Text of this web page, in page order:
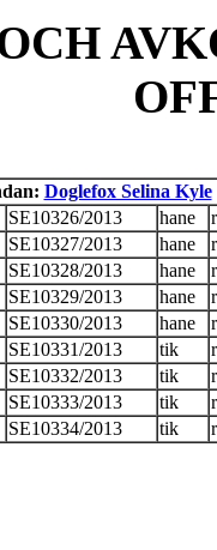
Doglefox Selina Kyle
SE10326/2013 hane
SE10327/2013 hane
SE10328/2013 hane
SE10329/2013 hane
SE10330/2013 hane
SE10331/2013 tik
SE10332/2013 tik
SE10333/2013 tik
SE10334/2013 tik